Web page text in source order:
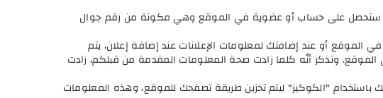
ستحصل على حساب أو عضوية في الموقع وهي مكونة من رقم جوال
الموقع أو عند إضافتك لمعلومات الإعلانات عند إضافة إعلان، يتم
وتذكر أنّه كلما زادت صحة المعلومات المقدمة من قبلكم، زادت
باستخدام "الكوكيز" ليتم تخزين طريقة تصفحك للموقع، وهذه المعلومات